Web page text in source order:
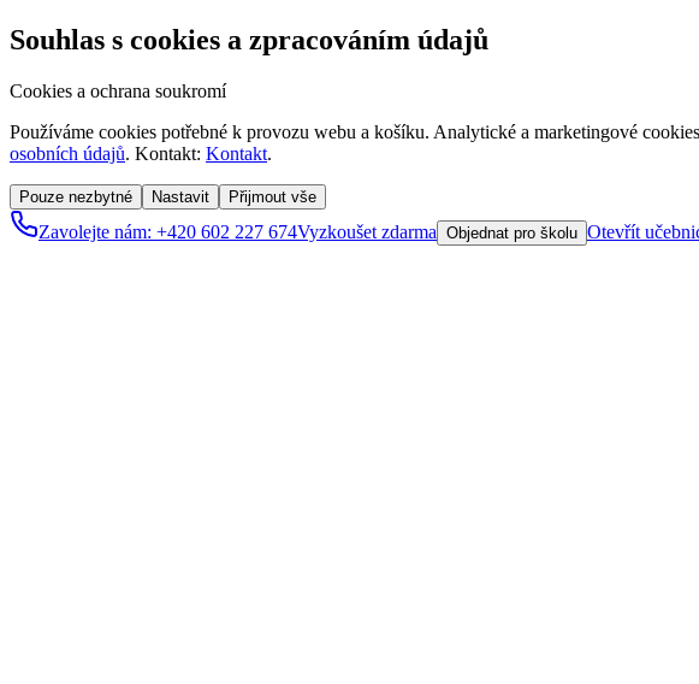
Souhlas s cookies a zpracováním údajů
Cookies a ochrana soukromí
Používáme cookies potřebné k provozu webu a košíku. Analytické a marketingové
osobních údajů. Kontakt: Kontakt.
Pouze nezbytné Nastavit Přijmout vše
Zavolejte nám: +420 602 227 674Vyzkoušet zdarma Objednat pro školu Otevřít